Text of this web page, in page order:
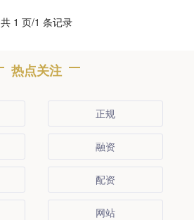
共 1 页/1 条记录
热点关注
正规
融资
配资
网站